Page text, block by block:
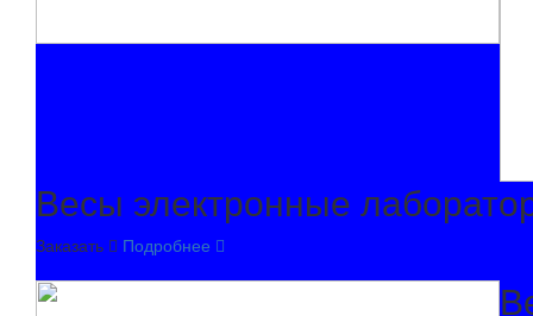
Весы электронные
Заказать Подробнее